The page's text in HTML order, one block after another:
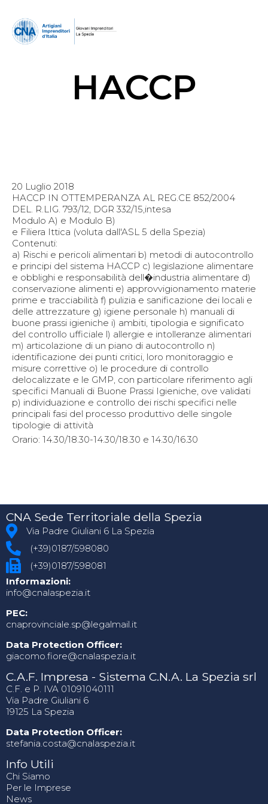
HACCP
20 Luglio 2018
HACCP IN OTTEMPERANZA AL REG.CE 852/2004
DEL. R.LIG. 793/12, DGR 332/15,intesa
Modulo A) e Modulo B)
e Filiera Ittica (voluta dall'ASL 5 della Spezia)
Contenuti:
a) Rischi e pericoli alimentari b) metodi di autocontrollo
e principi del sistema HACCP c) legislazione alimentare
e obblighi e responsabilità dell�industria alimentare d)
conservazione alimenti e) approvvigionamento materie
prime e tracciabilità f) pulizia e sanificazione dei locali e
delle attrezzature g) igiene personale h) manuali di
buone prassi igieniche i) ambiti, tipologia e significato
del controllo ufficiale l) allergie e intolleranze alimentari
m) articolazione di un piano di autocontrollo n)
identificazione dei punti critici, loro monitoraggio e
misure correttive o) le procedure di controllo
delocalizzate e le GMP, con particolare riferimento agli
specifici Manuali di Buone Prassi Igieniche, ove validati
p) individuazione e controllo dei rischi specifici nelle
principali fasi del processo produttivo delle singole
tipologie di attività
Orario: 14.30/18.30-14.30/18.30 e 14.30/16.30
CNA Sede Territoriale della Spezia
Via Padre Giuliani 6 La Spezia
(+39)0187/598080
(+39)0187/598081
Informazioni:
info@cnalaspezia.it
PEC:
cnaprovinciale.sp@legalmail.it
Data Protection Officer:
giacomo.fiore@cnalaspezia.it
C.A.F. Impresa - Sistema C.N.A. La Spezia srl
C.F. e P. IVA 01091040111
Via Padre Giuliani 6
19125 La Spezia
Data Protection Officer:
stefania.costa@cnalaspezia.it
Info Utili
Chi Siamo
Per le Imprese
News